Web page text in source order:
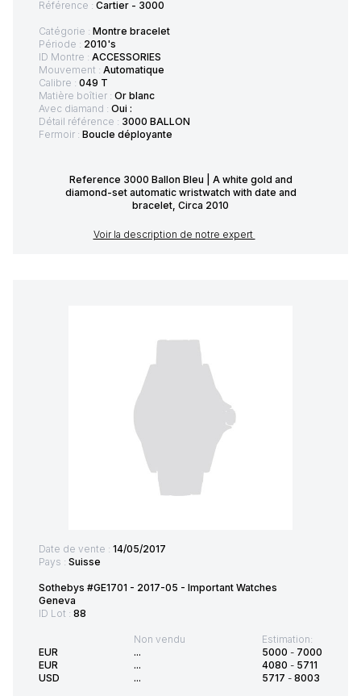
Référence : Cartier - 3000
Catégorie : Montre bracelet
Période : 2010's
ID Montre : ACCESSORIES
Mouvement : Automatique
Calibre : 049 T
Matière boîtier : Or blanc
Avec diamand : Oui :
Détail référence : 3000 BALLON
Fermoir : Boucle déployante
Reference 3000 Ballon Bleu | A white gold and
diamond-set automatic wristwatch with date and
bracelet, Circa 2010
Voir la description de notre expert
Date de vente : 14/05/2017
Pays : Suisse
Sothebys #GE1701 - 2017-05 - Important Watches
Geneva
ID Lot : 88
EUR
EUR
USD
Non vendu
...
...
...
Estimation:
5000 - 7000
4080 - 5711
5717 - 8003